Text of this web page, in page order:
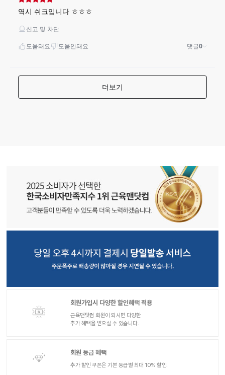
회원가입시 다양한 할인혜택 적용
근육맨닷컴 회원이 되시면 다양한
추가 혜택을 받으실 수 있습니다.
회원 등급 혜택
추가 할인 쿠폰은 기본 등급별 최대 10% 할인!